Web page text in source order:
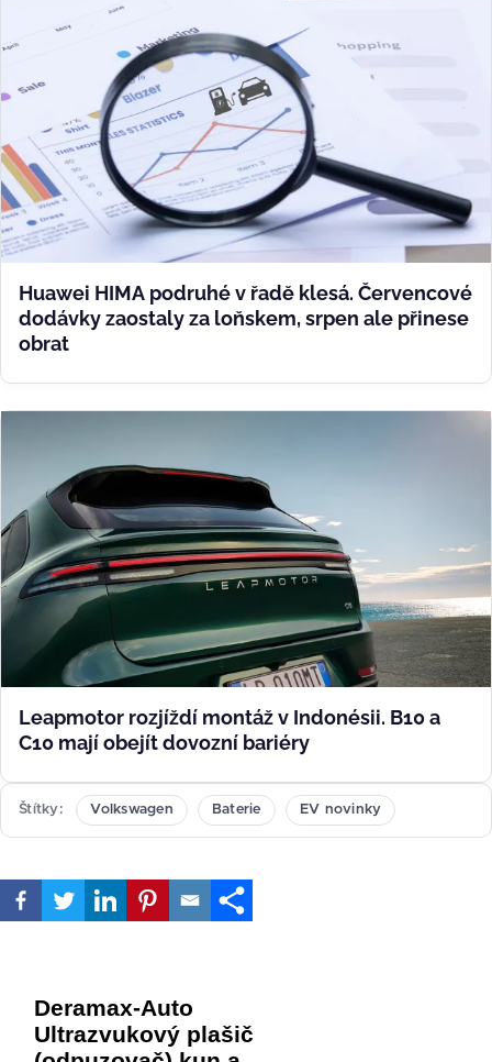
Huawei HIMA podruhé v řadě klesá. Červencové
dodávky zaostaly za loňskem, srpen ale přinese
obrat
Leapmotor rozjíždí montáž v Indonésii. B10 a
C10 mají obejít dovozní bariéry
Štítky Volkswagen Baterie EV novinky